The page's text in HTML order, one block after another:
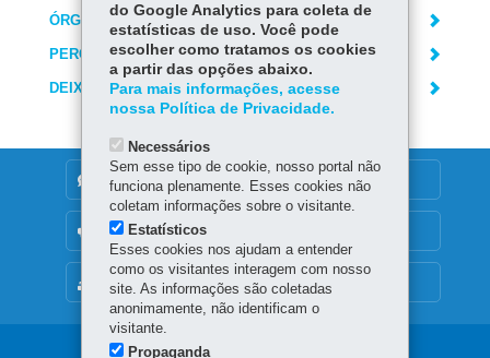
ÓRGÃO RESPONSÁVEL
PERGUNTAS FREQUENTES
DEIXE SUA OPINIÃO
MAPA DO SITE
DENUNCIE CORRUPÇÃO
OUVIDORIA
do Google Analytics para coleta de
estatísticas de uso. Você pode
escolher como tratamos os cookies
a partir das opções abaixo.
Para mais informações, acesse
nossa Política de Privacidade.
Necessários
Sem esse tipo de cookie, nosso portal não
funciona plenamente. Esses cookies não
coletam informações sobre o visitante.
Estatísticos
Esses cookies nos ajudam a entender
como os visitantes interagem com nosso
site. As informações são coletadas
anonimamente, não identificam o
visitante.
Propaganda